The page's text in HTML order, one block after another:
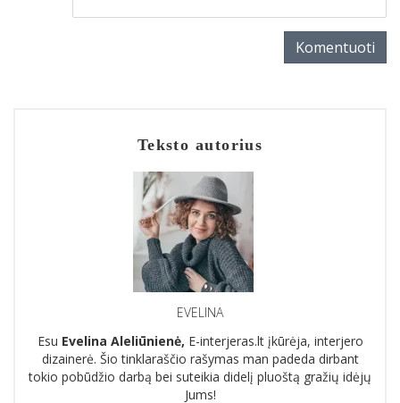
Komentuoti
Teksto autorius
EVELINA
Esu Evelina Aleliūnienė, E-interjeras.lt įkūrėja, interjero
dizainerė. Šio tinklaraščio rašymas man padeda dirbant
tokio pobūdžio darbą bei suteikia didelį pluoštą gražių idėjų
Jums!